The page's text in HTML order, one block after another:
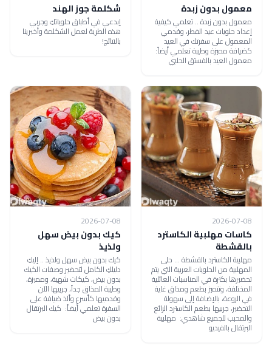
معمول بدون زبدة
معمول بدون زبدة .. تعلمي كيفية
إعداد حلويات عيد الفطر، وقدمي
المعمول على سفرتك في العيد
كضيافة مميزة وطيبة تعلمي أيضاً:
معمول العيد بالفستق الحلبي
شكلمة جوز الهند
إبدعي في أطباق حلوياتكِ وجربي
هذه الطرية لعمل الشكلمة وأخبرينا
بالنتائج!
2026-07-08
كاسات مهلبية الكاسترد
بالقشطة
مهلبية الكاسترد بالقشطة ... حلى
المهلبية من الحلويات العربية التي يتم
تحضيرها بكثرة في المناسبات العائلية
المختلفة، وتتميز بطعم ومذاق غاية
في الروعة، بالإضافة إلى سهولة
التحضير، جربيها بطعم الكاسترد الرائع
والمحبب للجميع شاهدي: مهلبية
البرتقال بالفيديو
2026-07-08
كيك بدون بيض سهل
ولذيذ
كيك بدون بيض سهل ولذيذ .. إليكِ
دليلكِ الكامل لتحضير وصفات الكيك
بدون بيض، كيكات شهية، ومميزة،
وطيبة المذاق جداً، جربيها الآن
وقدميها كأسرع وألذ ضيافة على
السفرة تعلمي أيضاً: كيك البرتقال
بدون بيض